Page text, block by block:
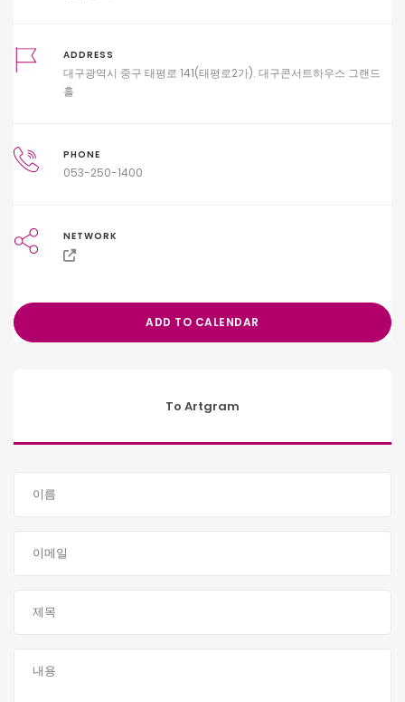
ADDRESS
대구광역시 중구 태평로 141(태평로2가). 대구콘서트하우스 그랜드
홀
PHONE
053-250-1400
NETWORK
ADD TO CALENDAR
To Artgram